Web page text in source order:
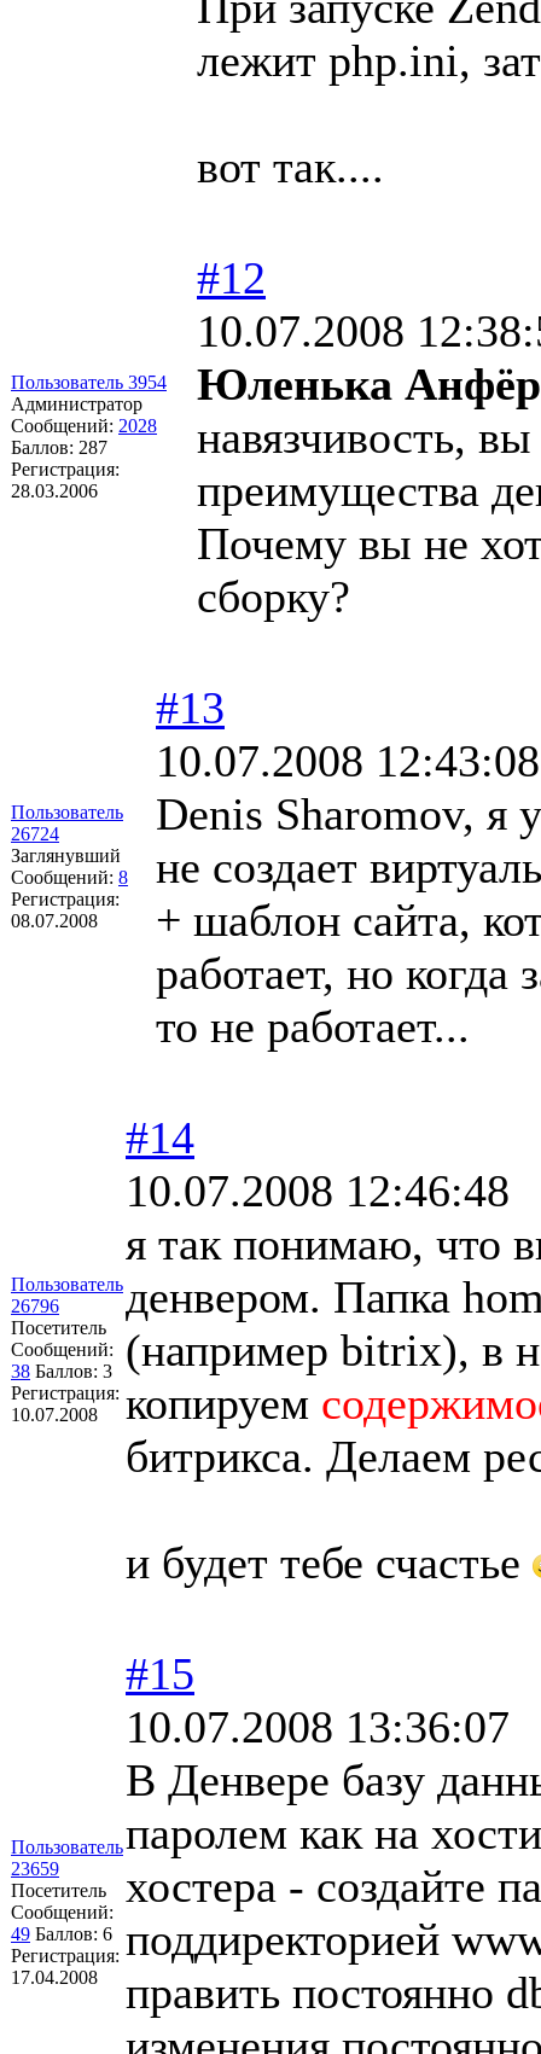
лежит php.ini,
вот так....
Пользователь 3954
Администратор
Сообщений: 2028
Баллов: 287
Регистрация:
28.03.2006
#12
10.07.2008
Юленька
навязчивость,
преимущества
Почему вы не
сборку?
Пользователь
26724
Заглянувший
Сообщений: 8
Регистрация:
08.07.2008
#13
10.07.2008 12:43:08
Denis Sharomov, я
не создает
+ шаблон сайта,
работает, но
то не работает...
Пользователь
26796
Посетитель
Сообщений:
38 Баллов: 3
Регистрация:
10.07.2008
#14
10.07.2008 12:46:48
я так понимаю, что
денвером. Папка
(например bitrix), в
копируем
битрикса. Делаем
и будет тебе счастье
Пользователь
23659
Посетитель
Сообщений:
49 Баллов: 6
Регистрация:
17.04.2008
#15
10.07.2008 13:36:07
В Денвере базу
паролем как на
хостера - создайте
поддиректорией
править постоянно